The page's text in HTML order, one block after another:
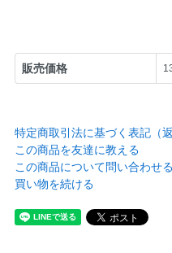
販売価格
特定商取引法に基づく表記（返
この商品を友達に教える
この商品について問い合わせる
買い物を続ける